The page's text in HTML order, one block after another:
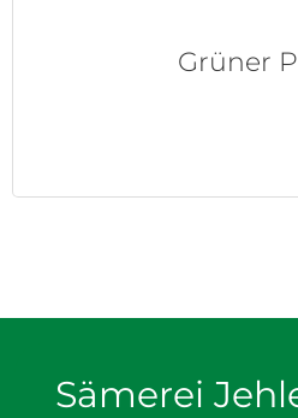
Grüner
Sämerei